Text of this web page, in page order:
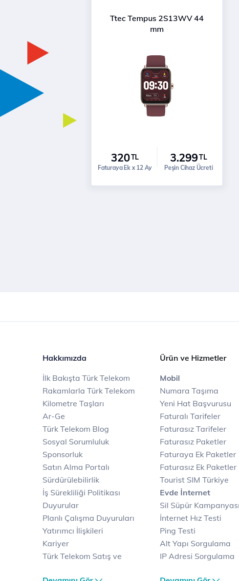
Ttec Tempus 2S13WV 44
mm
320TL
Faturaya Ek x 12 Ay
3.299TL
Peşin Cihaz Ücreti
Hakkımızda
İlk Bakışta Türk Telekom
Rakamlarla Türk Telekom
Kilometre Taşları
Ar-Ge
Türk Telekom Blog
Sosyal Sorumluluk
Sponsorluk
Satın Alma Portalı
Sürdürülebilirlik
İş Sürekliliği Politikası
Duyurular
Planlı Çalışma Duyuruları
Yatırımcı İlişkileri
Kariyer
Türk Telekom Satış ve
Ürün ve Hizmetler
Mobil
Numara Taşıma
Yeni Hat Başvurusu
Faturalı Tarifeler
Faturasız Tarifeler
Faturasız Paketler
Faturaya Ek Paketler
Faturasız Ek Paketler
Tourist SIM Türkiye
Evde İnternet
Sil Süpür Kampanyası
İnternet Hız Testi
Ping Testi
Alt Yapı Sorgulama
IP Adresi Sorgulama